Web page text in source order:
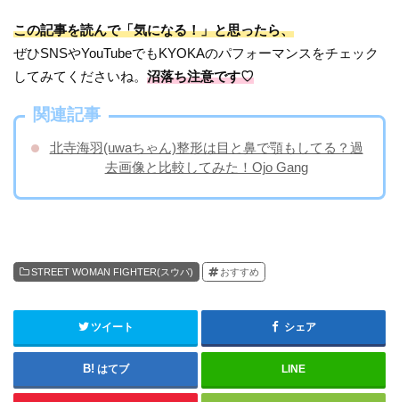
この記事を読んで「気になる！」と思ったら、
ぜひSNSやYouTubeでもKYOKAのパフォーマンスをチェック
してみてくださいね。沼落ち注意です♡
関連記事
北寺海羽(uwaちゃん)整形は目と鼻で顎もしてる？過
去画像と比較してみた！Ojo Gang
STREET WOMAN FIGHTER(スウパ) おすすめ
ツイート シェア
はてブ LINE